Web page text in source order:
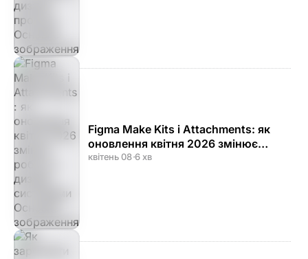
Figma Make Kits і Attachments: як
оновлення квітня 2026 змінює
роботу з дизайн-системами
квітень 08·6 хв